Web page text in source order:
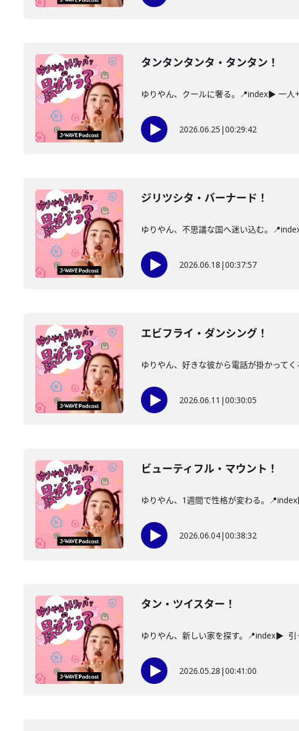
タンタンタンタ・タンタン！
ゆりやん、クールに奢る。📍index▶ 一
2026.06.25 |00:29:42
ジリツシタ・バーナード！
ゆりやん、不思議な国へ迷い込む。
2026.06.18 |00:37:57
エビフライ・ダンシング！
ゆりやん、好きな彼から電話が掛かって
2026.06.11 |00:30:05
ビューティフル・マウント！
ゆりやん、1週間で性格が変わる。
2026.06.04|00:38:32
タン・ツイスター！
ゆりやん、新しい家を探す。📍index▶
2026.05.28 |00:41:00